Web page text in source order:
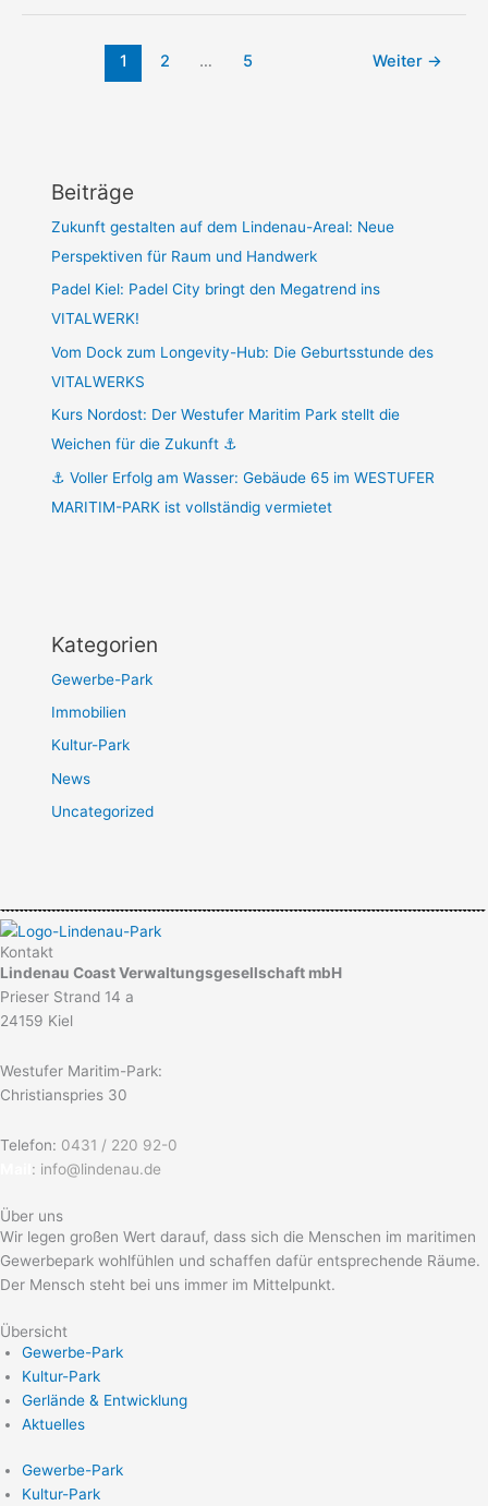
1 2 … 5 Weiter →
Beiträge
Zukunft gestalten auf dem Lindenau-Areal: Neue
Perspektiven für Raum und Handwerk
Padel Kiel: Padel City bringt den Megatrend ins
VITALWERK!
Vom Dock zum Longevity-Hub: Die Geburtsstunde des
VITALWERKS
Kurs Nordost: Der Westufer Maritim Park stellt die
Weichen für die Zukunft ⚓
⚓ Voller Erfolg am Wasser: Gebäude 65 im WESTUFER
MARITIM-PARK ist vollständig vermietet
Kategorien
Gewerbe-Park
Immobilien
Kultur-Park
News
Uncategorized
Kontakt
Lindenau Coast Verwaltungsgesellschaft mbH
Prieser Strand 14 a
24159 Kiel
Westufer Maritim-Park:
Christianspries 30
Telefon: 0431 / 220 92-0
: info@lindenau.de
Über uns
Wir legen großen Wert darauf, dass sich die Menschen im maritimen
Gewerbepark wohlfühlen und schaffen dafür entsprechende Räume.
Der Mensch steht bei uns immer im Mittelpunkt.
Übersicht
Gewerbe-Park
Kultur-Park
Gerlände & Entwicklung
Aktuelles
Gewerbe-Park
Kultur-Park